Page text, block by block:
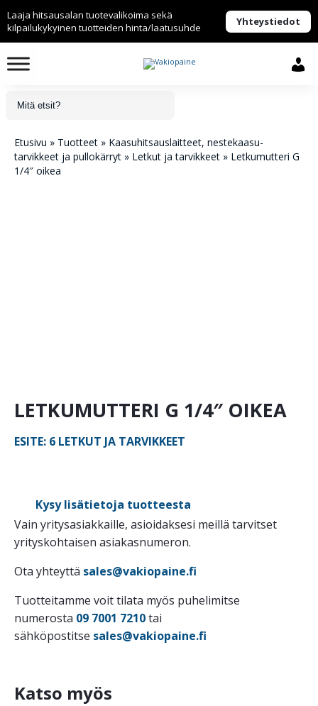
Laaja hitsausalan tuotevalikoima sekä
kilpailukykyinen tuotteiden hinta/laatusuhde
Yhteystiedot
Etusivu » Tuotteet » Kaasuhitsaus­laitteet, nestekaasu­
tarvikkeet ja pullokärryt » Letkut ja tarvikkeet » Letkumutteri G
1/4″ oikea
LETKUMUTTERI G 1/4″ OIKEA
ESITE: 6 LETKUT JA TARVIKKEET
Kysy lisätietoja tuotteesta
Vain yritysasiakkaille, asioidaksesi meillä tarvitset
yrityskohtaisen asiakasnumeron.
Ota yhteyttä sales@vakiopaine.fi
Tuotteitamme voit tilata myös puhelimitse
numerosta 09 7001 7210tai
sähköpostitse sales@vakiopaine.fi
Katso myös